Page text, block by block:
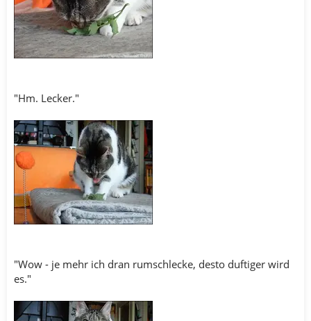
"Hm. Lecker."
"Wow - je mehr ich dran rumschlecke, desto duftiger wird
es."